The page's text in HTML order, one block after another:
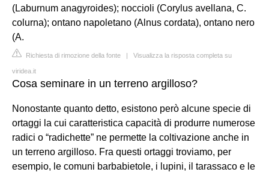
(Laburnum anagyroides); noccioli (Corylus avellana, C.
colurna); ontano napoletano (Alnus cordata), ontano nero
(A.
Richiesta di rimozione della fonte | Visualizza la risposta completa su
viridea.it
Cosa seminare in un terreno argilloso?
Nonostante quanto detto, esistono però alcune specie di
ortaggi la cui caratteristica capacità di produrre numerose
radici o “radichette” ne permette la coltivazione anche in
un terreno argilloso. Fra questi ortaggi troviamo, per
esempio, le comuni barbabietole, i lupini, il tarassaco e le